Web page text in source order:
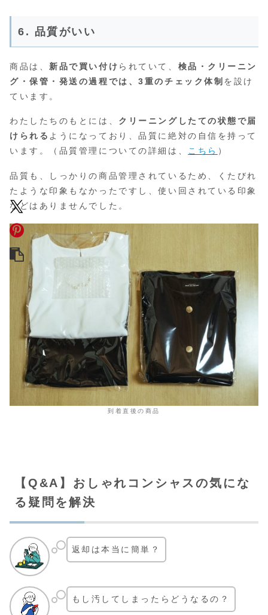
6. 品質がいい
商品は、 新品で買い付け られていて、 検品・クリーニン
グ・保管・発送の過程では、3重のチェック体制 を設け
ています。
わたしたちのもとには、 クリーニングしたての状態で届
けられる ようになっており、品質に絶対の自信を持って
います。（品質管理についての詳細は、 こちら ）
品質も、しっかりの商品管理されているため、くたびれ
たような印象もなかったですし、使い回されている印象
などはありませんでした。
到着直後の商品
【Q&A】おしゃれコンシャスの気にな
る疑問を解決
返却は本当に簡単？
もし汚してしまったらどうなるの？